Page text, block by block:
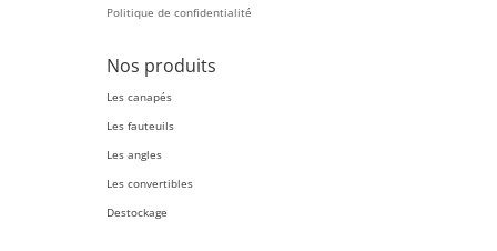
Politique de confidentialité
Nos produits
Les canapés
Les fauteuils
Les angles
Les convertibles
Destockage